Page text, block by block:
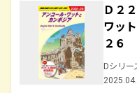
Ｄ２
ワッ
２６
Dシリー